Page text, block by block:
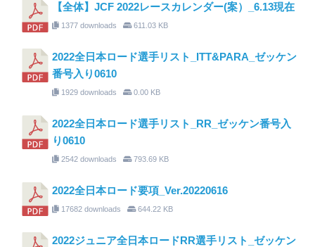
【全体】JCF 2022レースカレンダー(案）_6.13現在
1377 downloads 611.03 KB
2022全日本ロード選手リスト_ITT&PARA_ゼッケン
番号入り0610
1929 downloads 0.00 KB
2022全日本ロード選手リスト_RR_ゼッケン番号入
り0610
2542 downloads 793.69 KB
2022全日本ロード要項_Ver.20220616
17682 downloads 644.22 KB
2022ジュニア全日本ロードRR選手リスト_ゼッケン